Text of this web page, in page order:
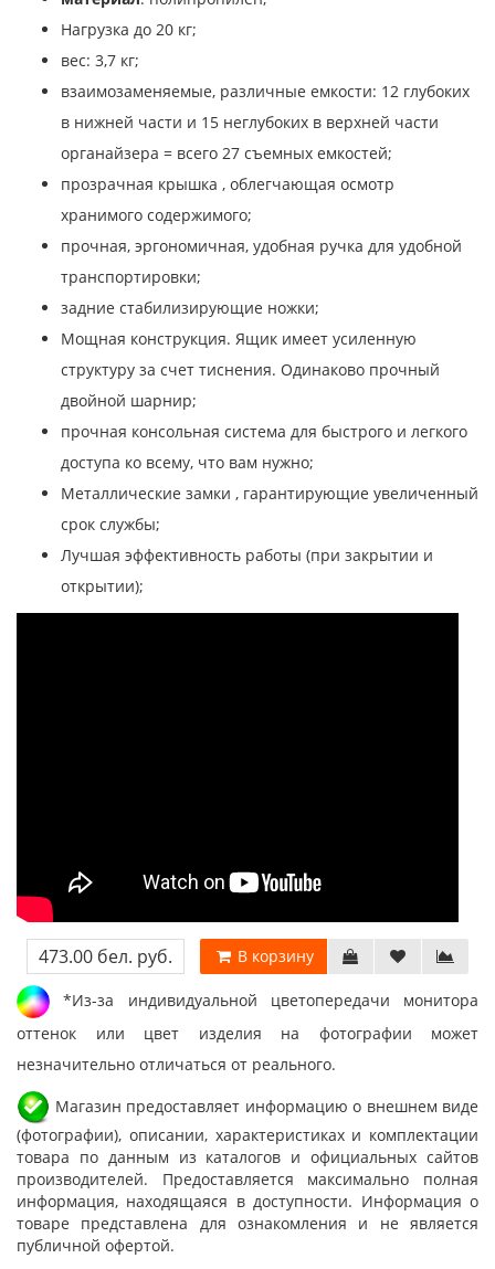
Нагрузка до 20 кг;
вес: 3,7 кг;
взаимозаменяемые, различные емкости: 12 глубоких
в нижней части и 15 неглубоких в верхней части
органайзера = всего 27 съемных емкостей;
прозрачная крышка , облегчающая осмотр
хранимого содержимого;
прочная, эргономичная, удобная ручка для удобной
транспортировки;
задние стабилизирующие ножки;
Мощная конструкция. Ящик имеет усиленную
структуру за счет тиснения. Одинаково прочный
двойной шарнир;
прочная консольная система для быстрого и легкого
доступа ко всему, что вам нужно;
Металлические замки , гарантирующие увеличенный
срок службы;
Лучшая эффективность работы (при закрытии и
открытии);
473.00 бел. руб. В корзину
*Из-за индивидуальной цветопередачи монитора
оттенок или цвет изделия на фотографии может
незначительно отличаться от реального.
Магазин предоставляет информацию о внешнем виде
(фотографии), описании, характеристиках и комплектации
товара по данным из каталогов и официальных сайтов
производителей. Предоставляется максимально полная
информация, находящаяся в доступности. Информация о
товаре представлена для ознакомления и не является
публичной офертой.